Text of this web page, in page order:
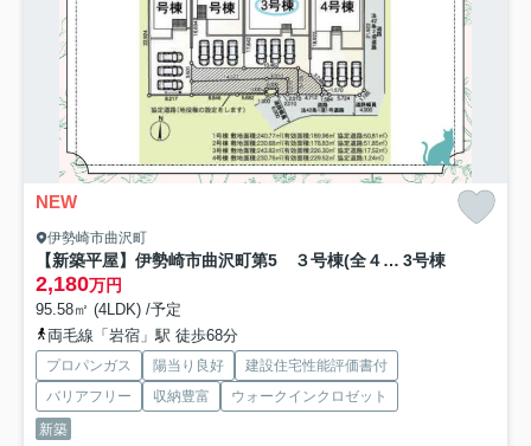
NEW
伊勢崎市曲沢町
【新築平屋】伊勢崎市曲沢町第5 ３号棟(全４棟) クレイドルガーデン 新築建売分譲 3号棟
2,180万円
95.58㎡ (4LDK) /予定
両毛線「岩宿」駅 徒歩68分
プロパンガス 陽当り良好
建設住宅性能評価書付
バリアフリー
収納豊富
ウォークインクロゼット
新築